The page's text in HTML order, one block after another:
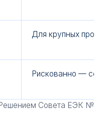
Для крупных
Рискованно —
Совета ЕЭК №